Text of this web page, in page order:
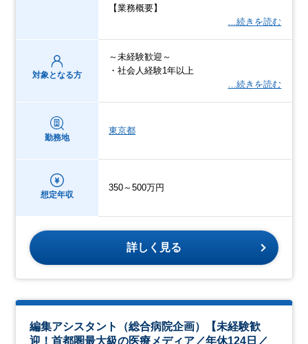
【業務概要】
…続きを読む
対象となる方
～未経験歓迎～
・社会人経験1年以上
…続きを読む
勤務地
東京都
想定年収
350～500万円
詳しく見る
編集アシスタント（総合病院企画）【未経験歓
迎！首都圏最大級の医療メディア／年休124日／